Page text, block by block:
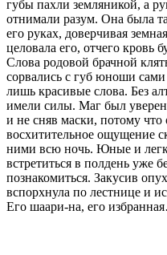
губы пахли земляникой, а
отнимали разум. Она была
его руках, доверчивая
целовала его, отчего кровь
Слова родовой брачной
сорвались с губ юноши
лишь красивые слова. Без
имели силы. Маг был
и не сняв маски, потому
восхитительное ощущение
ними всю ночь. Юные и
встретиться в полдень уже
познакомиться. Закусив
вспорхнула по лестнице и
Его шаари-на, его